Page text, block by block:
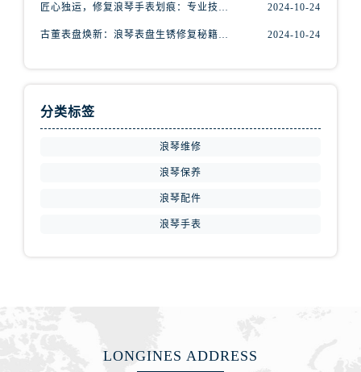
匠心独运，修复浪琴手表划痕：专业技巧大揭秘 2024-10-24
古董表盘焕新：浪琴表盘生锈修复秘籍揭秘 2024-10-24
分类标签
浪琴维修
浪琴保养
浪琴配件
浪琴手表
LONGINES ADDRESS